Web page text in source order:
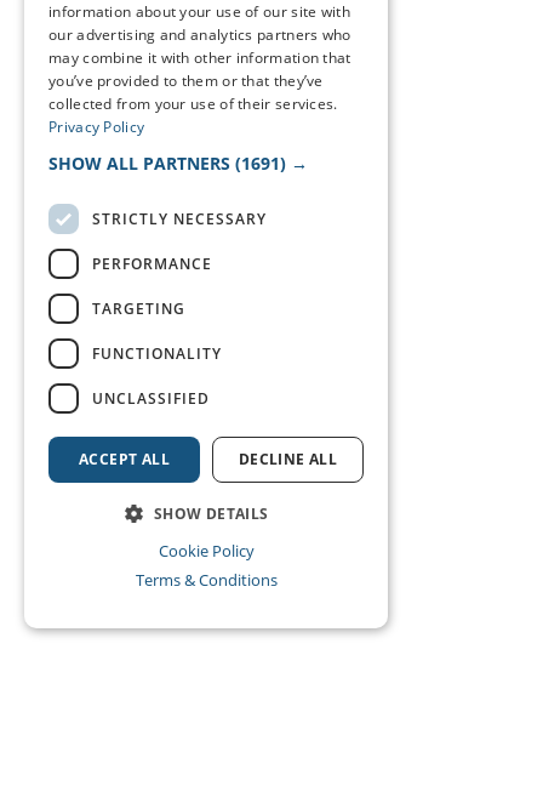
information about your use of our site with
our advertising and analytics partners who
may combine it with other information that
you’ve provided to them or that they’ve
collected from your use of their services.
Privacy Policy
SHOW ALL PARTNERS (1691) →
STRICTLY NECESSARY
PERFORMANCE
TARGETING
FUNCTIONALITY
UNCLASSIFIED
ACCEPT ALL DECLINE ALL
SHOW DETAILS
Cookie Policy
Terms & Conditions